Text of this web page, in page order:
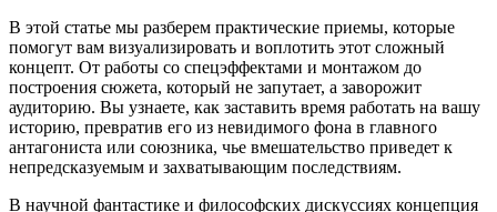
В этой статье мы разберем практические приемы, которые
помогут вам визуализировать и воплотить этот сложный
концепт. От работы со спецэффектами и монтажом до
построения сюжета, который не запутает, а заворожит
аудиторию. Вы узнаете, как заставить время работать на вашу
историю, превратив его из невидимого фона в главного
антагониста или союзника, чье вмешательство приведет к
непредсказуемым и захватывающим последствиям.
В научной фантастике и философских дискуссиях концепция